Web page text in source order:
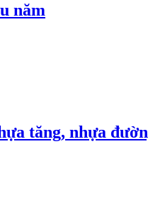
năm
tăng, nhựa